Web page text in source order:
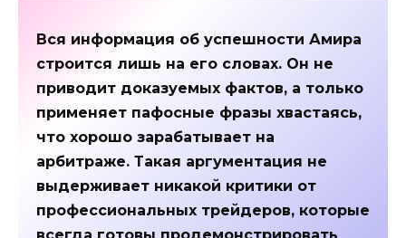
Вся информация об успешности Амира
строится лишь на его словах. Он не
приводит доказуемых фактов, а только
применяет пафосные фразы хвастаясь,
что хорошо зарабатывает на
арбитраже. Такая аргументация не
выдерживает никакой критики от
профессиональных трейдеров, которые